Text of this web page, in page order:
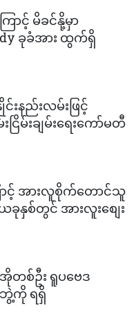
ာင့် မိခင်နို့မှာ
ခုခံအား ထွက်ရှိ
းနည်းလမ်းဖြင့်
ငြိမ်းချမ်းရေးကော်မတီ
ာင့် အားလူစိုက်​တောင်သူ
ခုနှစ်တွင် အားလူး​စျေး
စ်ဦး ရူပဗေဒ
ဘွဲ့ကို ရရှိ